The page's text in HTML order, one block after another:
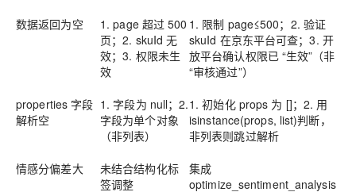
数据返回为空
1. page 超过 500
页；2. skuId 无
效；3. 权限未生
效
1. 限制 page≤500；2. 验证
skuId 在京东平台可查；3. 开
放平台确认权限已 “生效”（非
“审核通过”）
properties 字段
解析空
1. 字段为 null；2.
字段为单个对象
（非列表）
1. 初始化 props 为 []；2. 用
isinstance(props, list)判断，
非列表则跳过解析
情感分偏差大
未结合结构化标
签调整
集成
optimize_sentiment_analysis